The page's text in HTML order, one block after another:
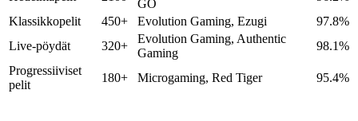
GO
Klassikkopelit
450+ Evolution Gaming, Ezugi
97.8%
Live-pöydät
320+
Evolution Gaming, Authentic
Gaming
98.1%
Progressiiviset
pelit
180+ Microgaming, Red Tiger 95.4%